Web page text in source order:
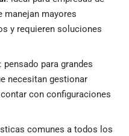
manejan mayores
y requieren soluciones
: pensado para grandes
necesitan gestionar
con configuraciones
comunes a todos los